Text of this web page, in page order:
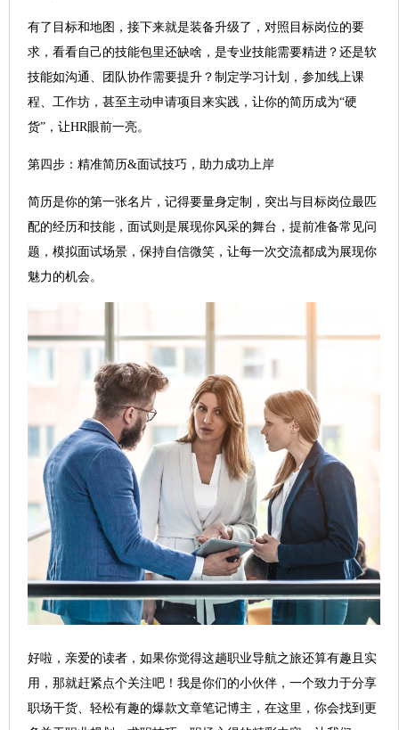
有了目标和地图，接下来就是装备升级了，对照目标岗位的要
求，看看自己的技能包里还缺啥，是专业技能需要精进？还是软
技能如沟通、团队协作需要提升？制定学习计划，参加线上课
程、工作坊，甚至主动申请项目来实践，让你的简历成为“硬
货”，让HR眼前一亮。
第四步：精准简历&面试技巧，助力成功上岸
简历是你的第一张名片，记得要量身定制，突出与目标岗位最匹
配的经历和技能，面试则是展现你风采的舞台，提前准备常见问
题，模拟面试场景，保持自信微笑，让每一次交流都成为展现你
魅力的机会。
好啦，亲爱的读者，如果你觉得这趟职业导航之旅还算有趣且实
用，那就赶紧点个关注吧！我是你们的小伙伴，一个致力于分享
职场干货、轻松有趣的爆款文章笔记博主，在这里，你会找到更